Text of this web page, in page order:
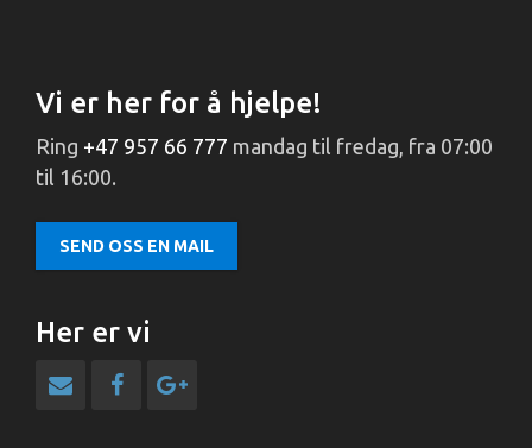
Vi er her for å hjelpe!
Ring +47 957 66 777 mandag til fredag, fra 07:00
til 16:00.
SEND OSS EN MAIL
Her er vi